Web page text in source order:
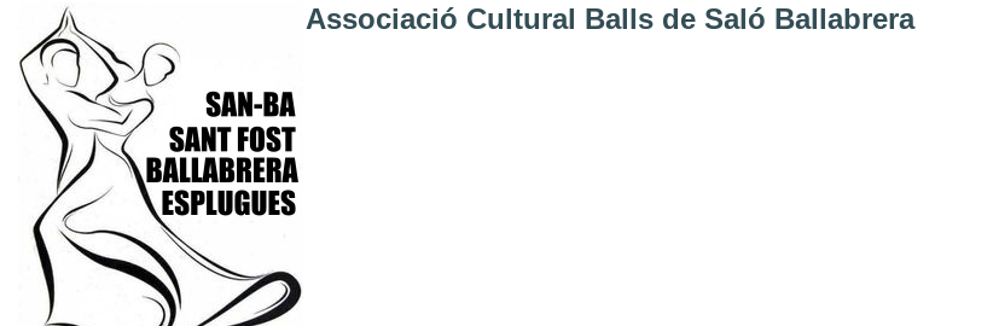
Associació Cultural Balls de Saló Ballabrera